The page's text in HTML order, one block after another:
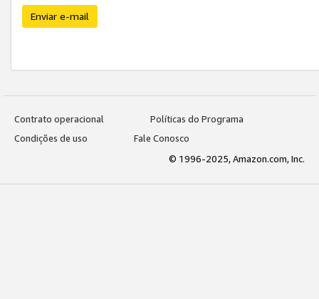
Enviar e-mail
Contrato operacional
Políticas do Programa
Condições de uso
Fale Conosco
© 1996-2025, Amazon.com, Inc.